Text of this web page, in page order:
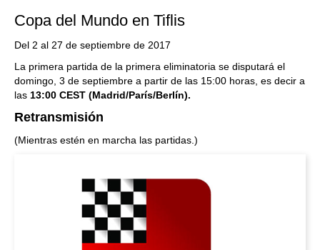
Copa del Mundo en Tiflis
Del 2 al 27 de septiembre de 2017
La primera partida de la primera eliminatoria se disputará el
domingo, 3 de septiembre a partir de las 15:00 horas, es decir a
las 13:00 CEST (Madrid/París/Berlín).
Retransmisión
(Mientras estén en marcha las partidas.)